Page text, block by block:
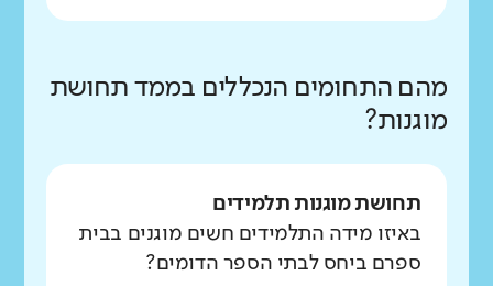
מהם התחומים הנכללים בממד תחושת
מוגנות?
תחושת מוגנות תלמידים
באיזו מידה התלמידים חשים מוגנים בבית
ספרם ביחס לבתי הספר הדומים?